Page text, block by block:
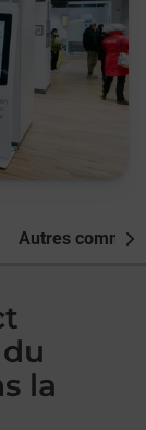
Autres
la